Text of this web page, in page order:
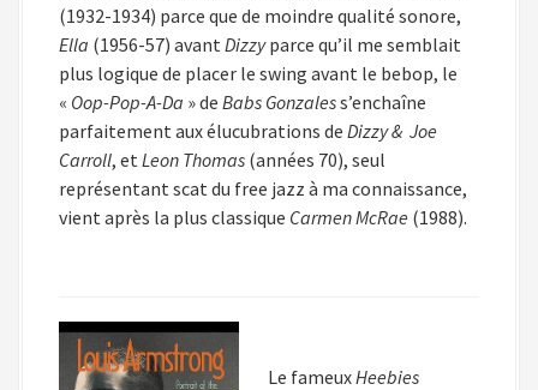
(1932-1934) parce que de moindre qualité sonore,
Ella (1956-57) avant Dizzyparce qu’il me semblait
plus logique de placer le swing avant le bebop, le
« Oop-Pop-A-Da » de Babs Gonzaless’enchaîne
parfaitement aux élucubrations de Dizzy & Joe
Carroll, et Leon Thomas (années 70), seul
représentant scat du free jazz à ma connaissance,
vient après la plus classique Carmen McRae (1988).
Le fameuxHeebies